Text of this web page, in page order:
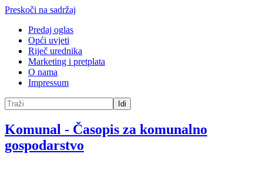
Preskoči na sadržaj
Predaj oglas
Opći uvjeti
Riječ urednika
Marketing i pretplata
O nama
Impressum
Idi
Komunal - Časopis za komunalno
gospodarstvo